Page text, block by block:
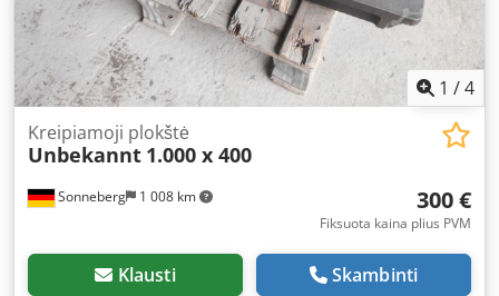
1 /4
Sonneberg 1 008 km
Kreipiamoji plokštė
Unbekannt 1.000 x 400
300 €
Fiksuota kaina plius PVM
Klausti Skambinti